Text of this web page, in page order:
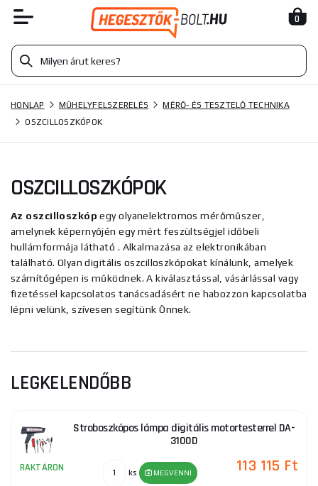
0
HONLAP MŰHELYFELSZERELÉS
MÉRŐ- ÉS TESZTELŐ TECHNIKA
OSZCILLOSZKÓPOK
OSZCILLOSZKÓPOK
Az oszcilloszkópegy olyanelektromos mérőműszer,
amelynek képernyőjén egy mért feszültségjel időbeli
hullámformája látható . Alkalmazása az elektronikában
található. Olyan digitális oszcilloszkópokat kínálunk, amelyek
számítógépen is működnek. A kiválasztással, vásárlással vagy
fizetéssel kapcsolatos tanácsadásért ne habozzon kapcsolatba
lépni velünk, szívesen segítünk Önnek.
LEGKELENDŐBB
Stroboszkópos lámpa digitális motortesterrel DA-
3100D
RAKTÁRON ks MEGVENNI 113 115 Ft